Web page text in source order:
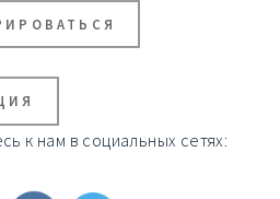
к нам в социальных сетях: